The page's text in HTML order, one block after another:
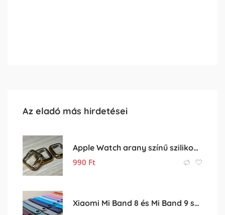
Az eladó más hirdetései
Apple Watch arany színű szilikon védőtok
990 Ft
Xiaomi Mi Band 8 és Mi Band 9 színes szilikon pótszíj eladó